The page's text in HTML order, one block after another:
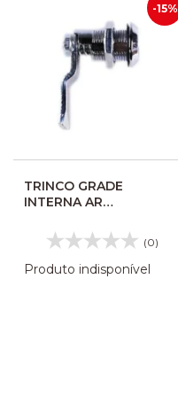
-15%
TRINCO GRADE
INTERNA AR
BUSSCAR COMIL
CAMPIONE 15190041
02656
(0)
Produto indisponível